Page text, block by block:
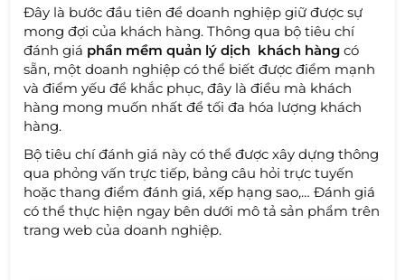
Đây là bước đầu tiên để doanh nghiệp giữ được sự
mong đợi của khách hàng. Thông qua bộ tiêu chí
đánh giá phần mềm quản lý dịch khách hàngcó
sẵn, một doanh nghiệp có thể biết được điểm mạnh
và điểm yếu để khắc phục, đây là điều mà khách
hàng mong muốn nhất để tối đa hóa lượng khách
hàng.
Bộ tiêu chí đánh giá này có thể được xây dựng thông
qua phỏng vấn trực tiếp, bảng câu hỏi trực tuyến
hoặc thang điểm đánh giá, xếp hạng sao,… Đánh giá
có thể thực hiện ngay bên dưới mô tả sản phẩm trên
trang web của doanh nghiệp.